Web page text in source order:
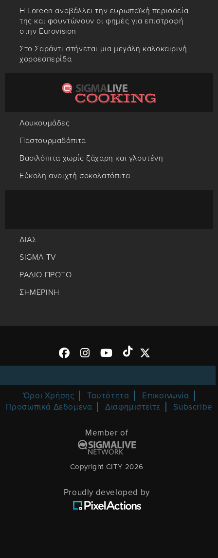
Η Loreen αναβάλλει την ευρωπαϊκή περιοδεία
της και φουντώνουν οι φημές για επιστροφή
στην Eurovision
Στο Σαράντι στήνεται μια μεγάλη καλοκαιρινή
χοροεσπερίδα
Λουκουμάδες
Παστουρμαδόπιτα
Βασιλόπιτα χωρίς ζάχαρη και γλουτένη
Εύκολη ανοιχτή σοκολατόπιτα
ΔΙΑΣ
SIGMA TV
ΡΑΔΙΟ ΠΡΩΤΟ
ΣΗΜΕΡΙΝΗ
Όροι Χρήσης Ταυτότητα
Επικοινωνία
Προσωπικά Δεδομένα
Διαφημιστείτε Subscribe
Member of
Copyright CITY 2026
Proudly developed by